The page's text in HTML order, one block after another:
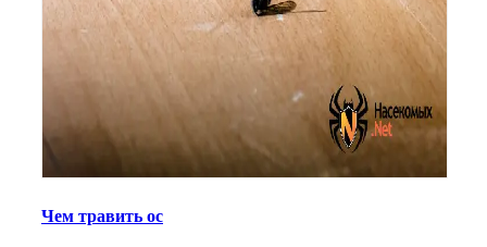
Чем травить ос